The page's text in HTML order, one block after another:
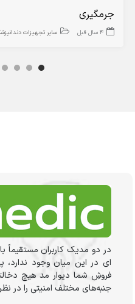
جرمگیری
4 سال قبل سایر تجهیزات
در دو مدیک کاربران مستقیماً
ای در این میان وجود
فروشِ شما دیوار مد هیچ
جنبه‌های مختلف امنیتی را در